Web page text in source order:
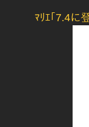
ﾏﾘｴ｢7.4に